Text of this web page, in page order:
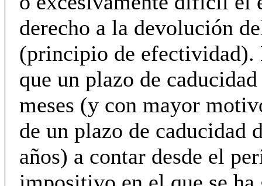
derecho a la devolución
(principio de efectividad).
que un plazo de
meses (y con mayor
de un plazo de caducidad
años) a contar desde el